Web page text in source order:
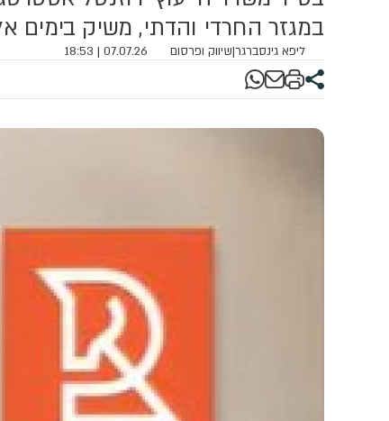
במגזר החרדי והדתי, משיק בימים
ליפא גינסברגר|שיווק ופרסום 07.07.26 | 18:53